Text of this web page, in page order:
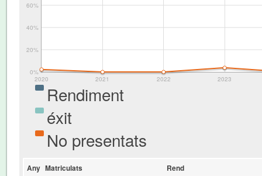
2020 2021 2022 2023
0%
20%
40%
60%
Rendiment
éxit
No presentats
Any Matriculats
Rend